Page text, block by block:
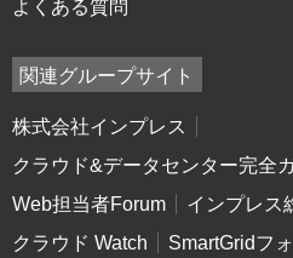
よくある質問
関連グループサイト
株式会社インプレス
クラウド&データセンター完全
Web担当者Forum
インプレス
クラウド Watch
SmartGridフ